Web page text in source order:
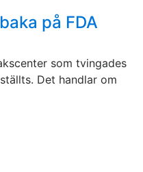
på FDA
som tvingades
Det handlar om